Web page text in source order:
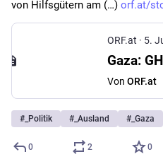
von Hilfsgütern am (…) orf.at/
ORF.at · 5.
Von ORF.at
# _Politik # _Ausland # _Gaza
0 2 0